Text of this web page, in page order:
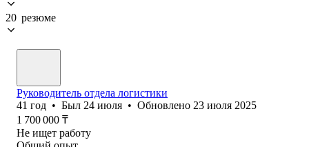
20 резюме
Руководитель отдела логистики
41 год • Был 24 июля • Обновлено 23 июля 2025
1 700 000 ₸
Не ищет работу